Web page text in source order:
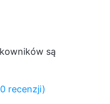
są
recenzji)